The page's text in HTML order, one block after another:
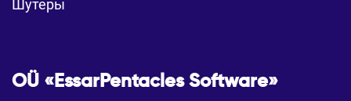
Шутеры
OÜ «EssarPentacles Software»